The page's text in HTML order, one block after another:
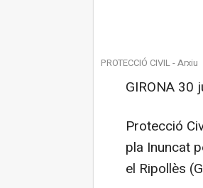
PROTECCIÓ CIVIL - Arxiu
GIRONA 30
Protecció
pla Inuncat
el Ripollès